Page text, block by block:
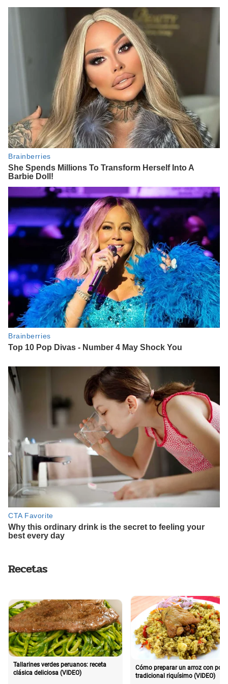
Recetas
Tallarines verdes peruanos: receta
clásica deliciosa (VIDEO)
Cómo preparar un arroz con pollo
tradicional riquísimo (VIDEO)